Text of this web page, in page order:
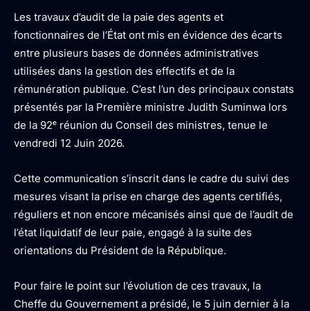
Les travaux d’audit de la paie des agents et
fonctionnaires de l’État ont mis en évidence des écarts
entre plusieurs bases de données administratives
utilisées dans la gestion des effectifs et de la
rémunération publique. C’est l’un des principaux constats
présentés par la Première ministre Judith Suminwa lors
de la 92ᵉ réunion du Conseil des ministres, tenue le
vendredi 12 Juin 2026.
Cette communication s’inscrit dans le cadre du suivi des
mesures visant la prise en charge des agents certifiés,
réguliers et non encore mécanisés ainsi que de l’audit de
l’état liquidatif de leur paie, engagé à la suite des
orientations du Président de la République.
Pour faire le point sur l’évolution de ces travaux, la
Cheffe du Gouvernement a présidé, le 5 juin dernier à la